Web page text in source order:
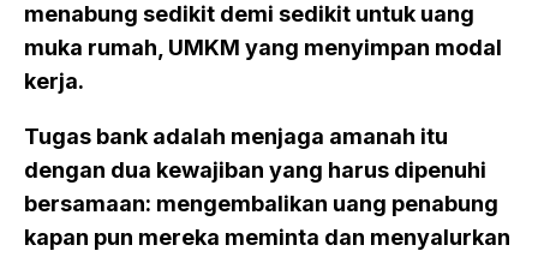
menabung sedikit demi sedikit untuk uang
muka rumah, UMKM yang menyimpan modal
kerja.
Tugas bank adalah menjaga amanah itu
dengan dua kewajiban yang harus dipenuhi
bersamaan: mengembalikan uang penabung
kapan pun mereka meminta dan menyalurkan